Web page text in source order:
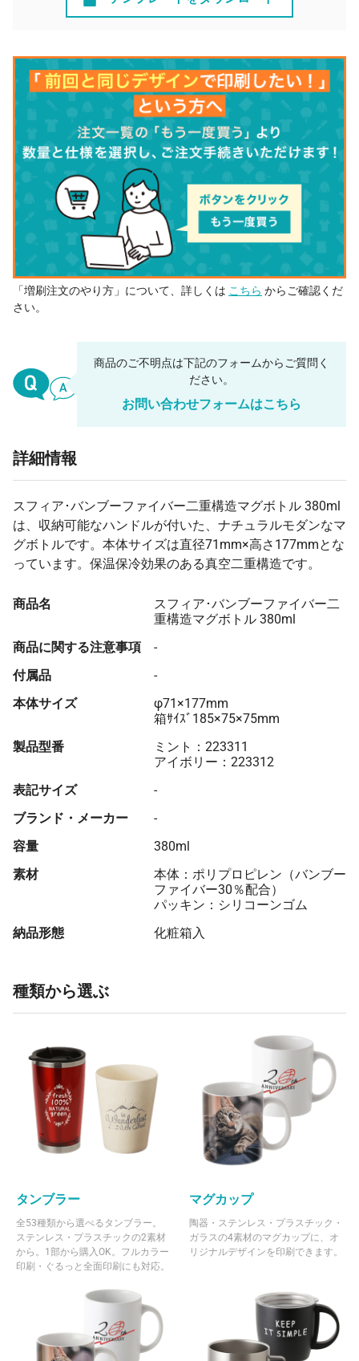
「増刷注文のやり方」について、詳しくは こちら からご確認くだ
さい。
商品のご不明点は下記のフォームからご質問く
ださい。
お問い合わせフォームはこちら
詳細情報
スフィア･バンブーファイバー二重構造マグボトル 380ml
は、収納可能なハンドルが付いた、ナチュラルモダンなマ
グボトルです。本体サイズは直径71mm×高さ177mmとな
っています。保温保冷効果のある真空二重構造です。
商品名
スフィア･バンブーファイバー二
重構造マグボトル 380ml
商品に関する注意事項
-
付属品
-
本体サイズ
φ71×177mm
箱ｻｲｽﾞ185×75×75mm
製品型番
ミント：223311
アイボリー：223312
表記サイズ
-
ブランド・メーカー
-
容量
380ml
素材
本体：ポリプロピレン（バンブー
ファイバー30％配合）
パッキン：シリコーンゴム
納品形態
化粧箱入
種類から選ぶ
タンブラー
全53種類から選べるタンブラー。
ステンレス・プラスチックの2素材
から。1部から購入OK。フルカラー
印刷・ぐるっと全面印刷にも対応。
マグカップ
陶器・ステンレス・プラスチック・
ガラスの4素材のマグカップに、オ
リジナルデザインを印刷できます。